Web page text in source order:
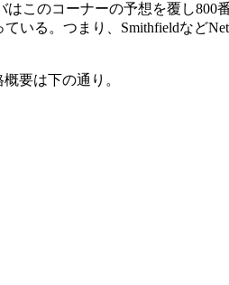
のコーナーの予想を覆し800
いる。つまり、Smithfieldなど
要は下の通り。